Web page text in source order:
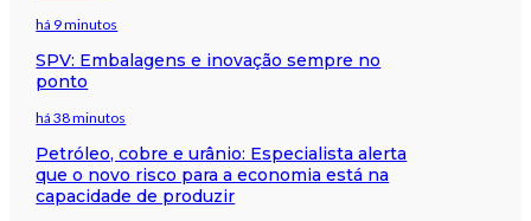
há 9 minutos
SPV: Embalagens e inovação sempre no
ponto
há 38 minutos
Petróleo, cobre e urânio: Especialista alerta
que o novo risco para a economia está na
capacidade de produzir